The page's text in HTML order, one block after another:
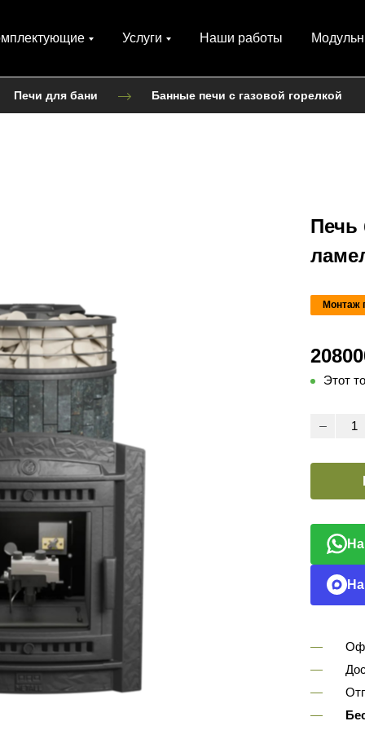
Услуги Наши работы
Печи для бани Банные печи с газовой горелкой
Печь
Монтаж
Этот